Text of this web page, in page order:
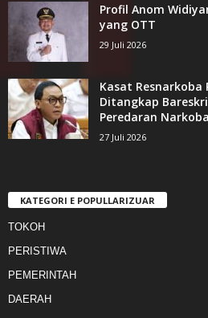
Profil Anom
yang OTT
29 Juli 2026
Kasat Resnarkoba
Ditangkap
Peredaran Narkoba
27 Juli 2026
KATEGORI E POPULLARIZUAR
TOKOH
PERISTIWA
PEMERINTAH
DAERAH